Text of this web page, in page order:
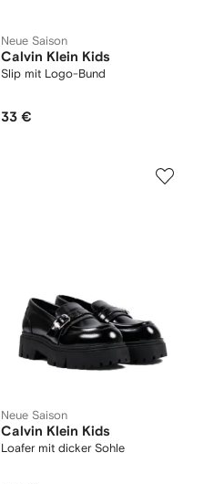
Neue Saison
Calvin Klein Kids
Slip mit Logo-Bund
33 €
Neue Saison
Calvin Klein Kids
Loafer mit dicker Sohle